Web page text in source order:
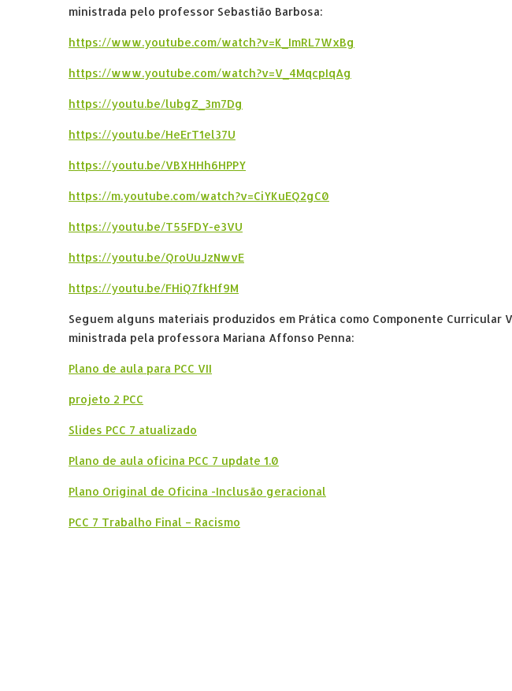
ministrada pelo professor Sebastião Barbosa:
https://www.youtube.com/watch?v=K_ImRL7WxBg
https://www.youtube.com/watch?v=V_4MqcpIqAg
https://youtu.be/lubgZ_3m7Dg
https://youtu.be/HeErT1el37U
https://youtu.be/VBXHHh6HPPY
https://m.youtube.com/watch?v=CiYKuEQ2gC0
https://youtu.be/T55FDY-e3VU
https://youtu.be/QroUuJzNwvE
https://youtu.be/FHiQ7fkHf9M
Seguem alguns materiais produzidos em Prática como Componente Curricular
ministrada pela professora Mariana Affonso Penna:
Plano de aula para PCC VII
projeto 2 PCC
Slides PCC 7 atualizado
Plano de aula oficina PCC 7 update 1.0
Plano Original de Oficina -Inclusão geracional
PCC 7 Trabalho Final – Racismo